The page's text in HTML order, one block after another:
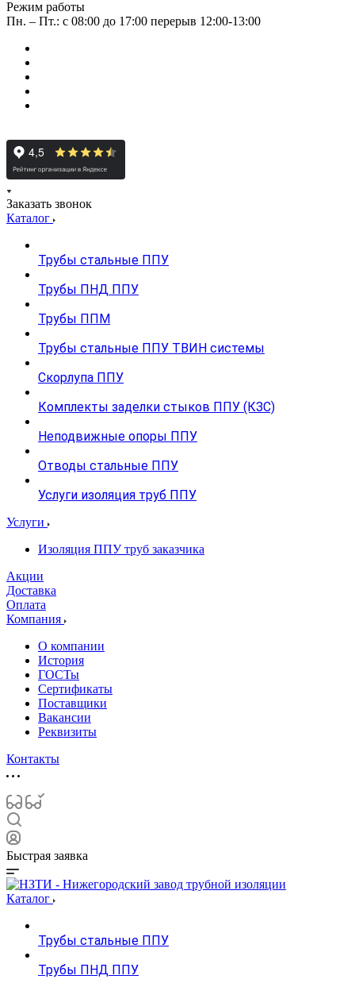
Режим работы
Пн. – Пт.: с 08:00 до 17:00 перерыв 12:00-13:00
Заказать звонок
Каталог
Трубы стальные ППУ
Трубы ПНД ППУ
Трубы ППМ
Трубы стальные ППУ ТВИН системы
Скорлупа ППУ
Комплекты заделки стыков ППУ (КЗС)
Неподвижные опоры ППУ
Отводы стальные ППУ
Услуги изоляция труб ППУ
Услуги
Изоляция ППУ труб заказчика
Акции
Доставка
Оплата
Компания
О компании
История
ГОСТы
Сертификаты
Поставщики
Вакансии
Реквизиты
Контакты
Быстрая заявка
Каталог
Трубы стальные ППУ
Трубы ПНД ППУ